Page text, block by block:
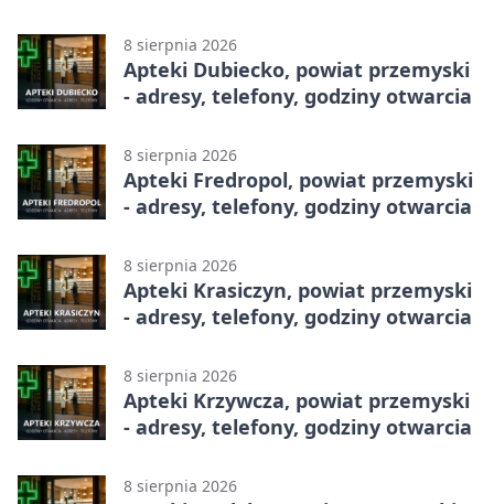
8 sierpnia 2026
Apteki Dubiecko, powiat przemyski
- adresy, telefony, godziny otwarcia
8 sierpnia 2026
Apteki Fredropol, powiat przemyski
- adresy, telefony, godziny otwarcia
8 sierpnia 2026
Apteki Krasiczyn, powiat przemyski
- adresy, telefony, godziny otwarcia
8 sierpnia 2026
Apteki Krzywcza, powiat przemyski
- adresy, telefony, godziny otwarcia
8 sierpnia 2026